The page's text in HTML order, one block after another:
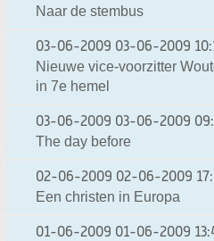
Naar de stembus
03-06-2009 03-06-2009
Nieuwe vice-voorzitter
in 7e hemel
03-06-2009 03-06-2009
The day before
02-06-2009 02-06-2009
Een christen in Europa
01-06-2009 01-06-2009